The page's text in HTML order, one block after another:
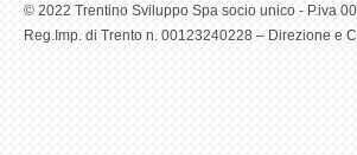
© 2022 Trentino Sviluppo Spa socio unico - P.iva
Reg.Imp. di Trento n. 00123240228 – Direzione e